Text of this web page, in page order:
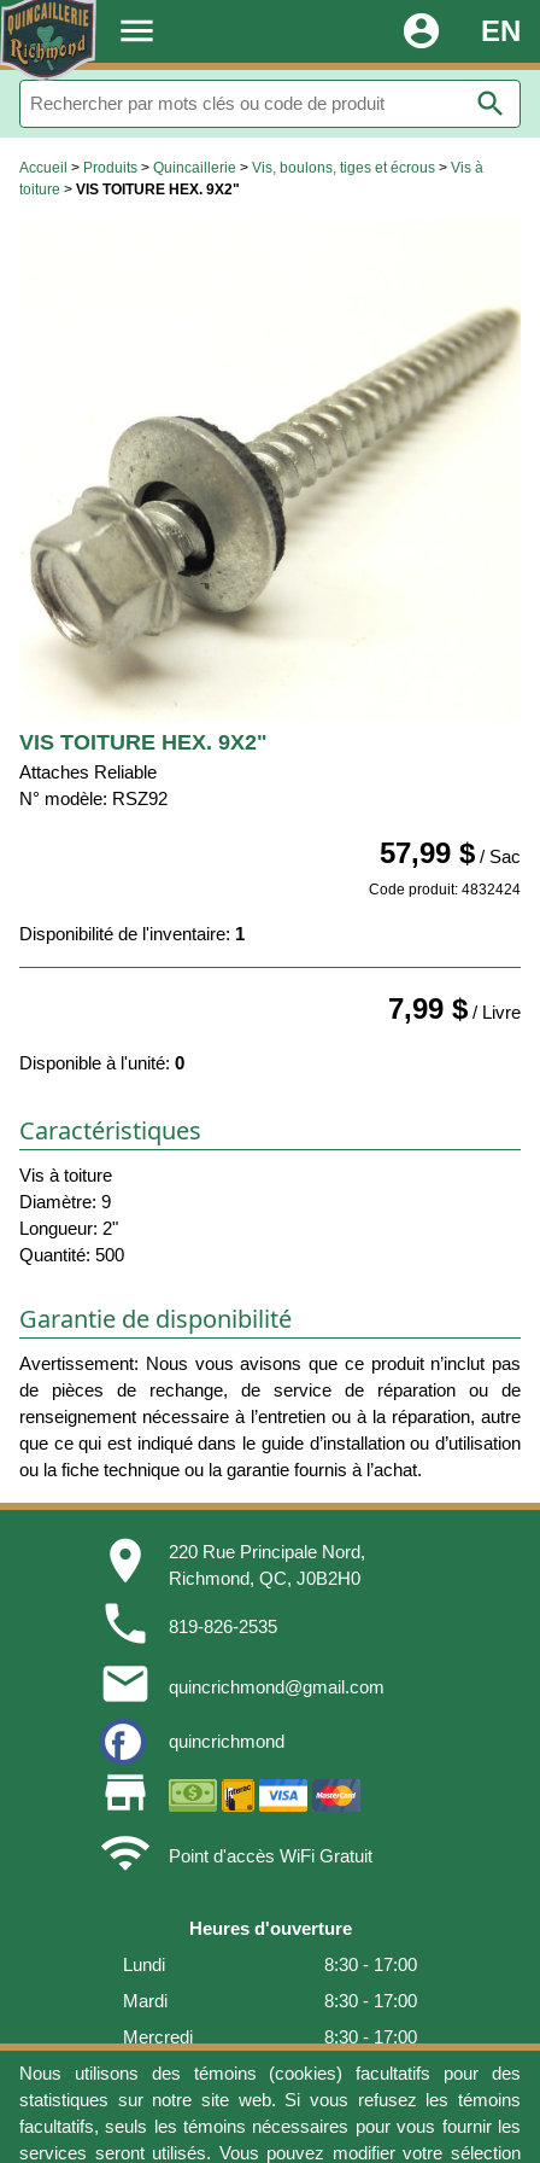
. menu EN
account_circle
search
Nous utilisons des témoins (cookies) facultatifs pour des
statistiques sur notre site web. Si vous refusez les témoins
facultatifs, seuls les témoins nécessaires pour vous fournir les
services seront utilisés. Vous pouvez modifier votre sélection
Accueil > Produits > Quincaillerie > Vis, boulons, tiges et écrous > Vis à
toiture > VIS TOITURE HEX. 9X2"
VIS TOITURE HEX. 9X2"
Attaches Reliable
N° modèle: RSZ92
57,99 $ / Sac
Code produit: 4832424
Disponibilité de l'inventaire: 1
7,99 $ / Livre
Disponible à l'unité: 0
Caractéristiques
Vis à toiture
Diamètre: 9
Longueur: 2"
Quantité: 500
Garantie de disponibilité
Avertissement: Nous vous avisons que ce produit n’inclut pas
de pièces de rechange, de service de réparation ou de
renseignement nécessaire à l’entretien ou à la réparation, autre
que ce qui est indiqué dans le guide d’installation ou d’utilisation
ou la fiche technique ou la garantie fournis à l’achat.
place
220 Rue Principale Nord,
Richmond, QC, J0B2H0
phone 819-826-2535
email quincrichmond@gmail.com
quincrichmond
store
wifi
Point d'accès WiFi Gratuit
Heures d'ouverture
Lundi
8:30 - 17:00
Mardi
8:30 - 17:00
Mercredi
8:30 - 17:00
Jeudi
8:30 - 17:00
Vendredi
8:30 - 17:00
Samedi
9:00 - 16:00